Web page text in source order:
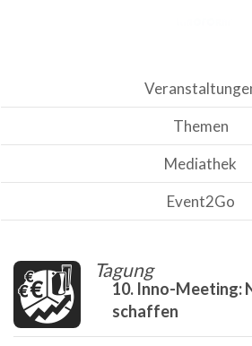
Themen
Mediathek
Event2Go
Tagung
10. Inno-Meeting:
schaffen